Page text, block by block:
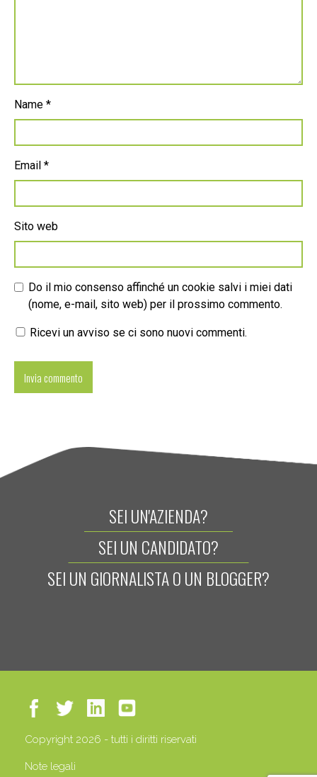
Name *
Email *
Sito web
Do il mio consenso affinché un cookie salvi i miei dati
(nome, e-mail, sito web) per il prossimo commento.
Ricevi un avviso se ci sono nuovi commenti.
SEI UN'AZIENDA?
SEI UN CANDIDATO?
SEI UN GIORNALISTA O UN BLOGGER?
Copyright 2026 - tutti i diritti riservati
Note legali